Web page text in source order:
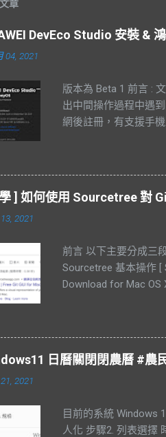
章
DevEco Studio 安裝 &
04, 2021
版本為 Beta 1 前言 :
出中間操作過程中遇
網後註冊，有支援手
機號碼， 此步驟驗
者實名驗證 此步驟沒
鴻蒙系統的模擬器，
安裝 自定義安裝路徑
在此處下載失敗，點
正常執行 DevEco
是失敗 完整關閉 IDE
處一直失敗，嘗試 3
面雷同，一些控制的
架構 Setting version
] 如何使用 Sourcetree 對
2021
前言 以下主要分成三
Sourcetree 基本操作 [
Download for Mac OS
Sourcetree 安裝完成
repository 3. 點選
Repository 5. 開啟
式 1. 透過 New...
路徑即可 查看歷史紀
日曆關閉閉農曆 #農
2021
目前的系統 Windows
人化 步驟2. 列表選擇